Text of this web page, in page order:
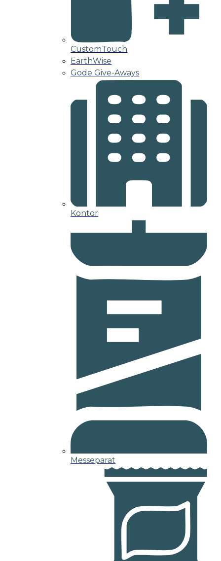
CustomTouch
EarthWise
Gode Give-Aways
Kontor
Messeparat